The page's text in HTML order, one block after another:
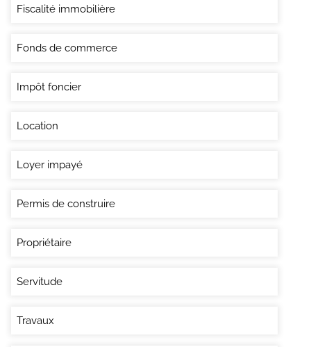
Fiscalité immobilière
Fonds de commerce
Impôt foncier
Location
Loyer impayé
Permis de construire
Propriétaire
Servitude
Travaux